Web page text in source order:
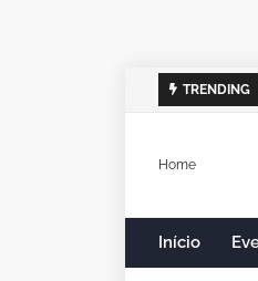
TRENDING
Home
Início